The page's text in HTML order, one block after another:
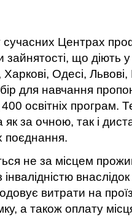
Центрах
що діють
Харкові, Одесі,
для навчання
освітніх програм.
як за очною, так і
не за місцем
внаслідок
витрати на
а також оплату